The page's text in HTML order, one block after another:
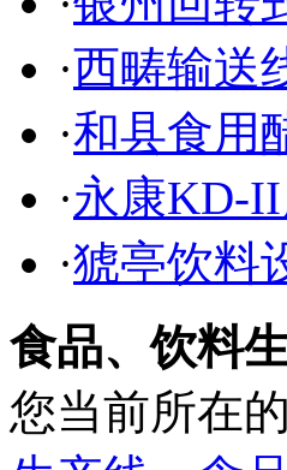
·西畴输送
·和县食用
·永康KD-
·猇亭饮料
食品、饮料
您当前所在